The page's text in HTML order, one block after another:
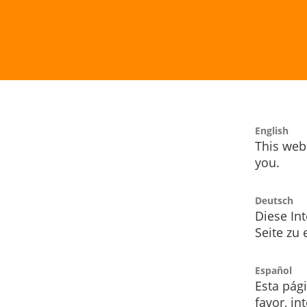
English
This
you.
Deutsch
Diese
Seite zu
Español
Esta
favor,